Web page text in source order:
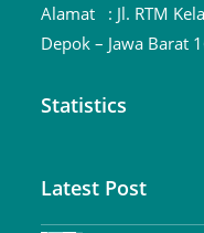
Alamat : Jl. RTM
Depok – Jawa Barat
Statistics
Latest Post